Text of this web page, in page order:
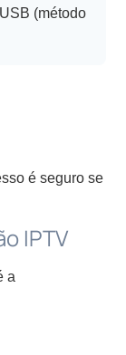
(método
é seguro se
IPTV
a